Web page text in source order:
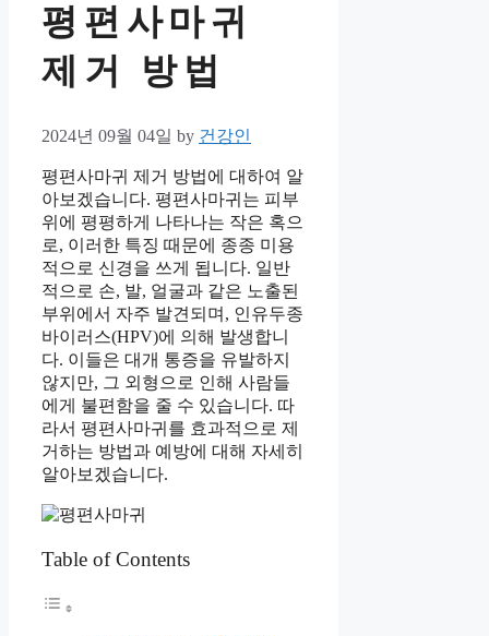
평편사마귀
제거 방법
2024년 09월 04일 by 건강인
평편사마귀 제거 방법에 대하여 알
아보겠습니다. 평편사마귀는 피부
위에 평평하게 나타나는 작은 혹으
로, 이러한 특징 때문에 종종 미용
적으로 신경을 쓰게 됩니다. 일반
적으로 손, 발, 얼굴과 같은 노출된
부위에서 자주 발견되며, 인유두종
바이러스(HPV)에 의해 발생합니
다. 이들은 대개 통증을 유발하지
않지만, 그 외형으로 인해 사람들
에게 불편함을 줄 수 있습니다. 따
라서 평편사마귀를 효과적으로 제
거하는 방법과 예방에 대해 자세히
알아보겠습니다.
Table of Contents